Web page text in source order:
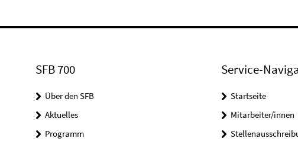
SFB 700
Über den SFB
Aktuelles
Programm
Service-
Startseite
Mitarbeiter/innen